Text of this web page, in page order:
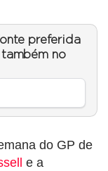
preferida
no
do GP de
e a